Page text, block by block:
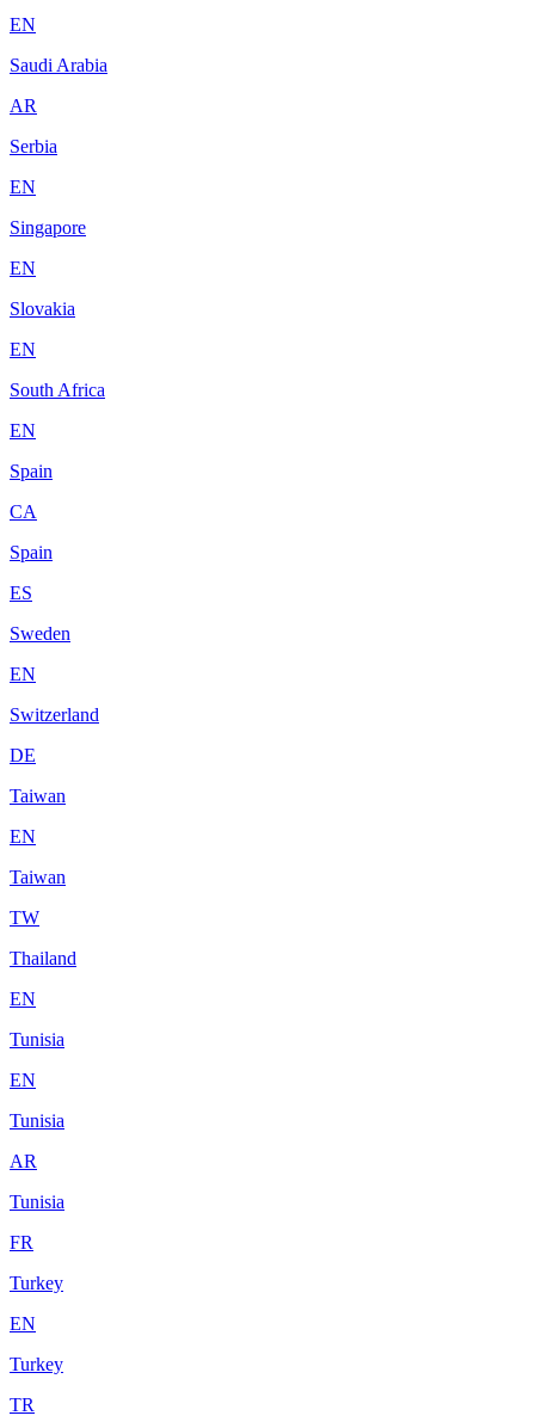
EN
Saudi Arabia
AR
Serbia
EN
Singapore
EN
Slovakia
EN
South Africa
EN
Spain
CA
Spain
ES
Sweden
EN
Switzerland
DE
Taiwan
EN
Taiwan
TW
Thailand
EN
Tunisia
EN
Tunisia
AR
Tunisia
FR
Turkey
EN
Turkey
TR